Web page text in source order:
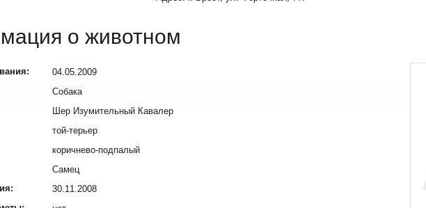
о животном
04.05.2009
Собака
Шер Изумительный Кавалер
той-терьер
коричнево-подпалый
Самец
30.11.2008